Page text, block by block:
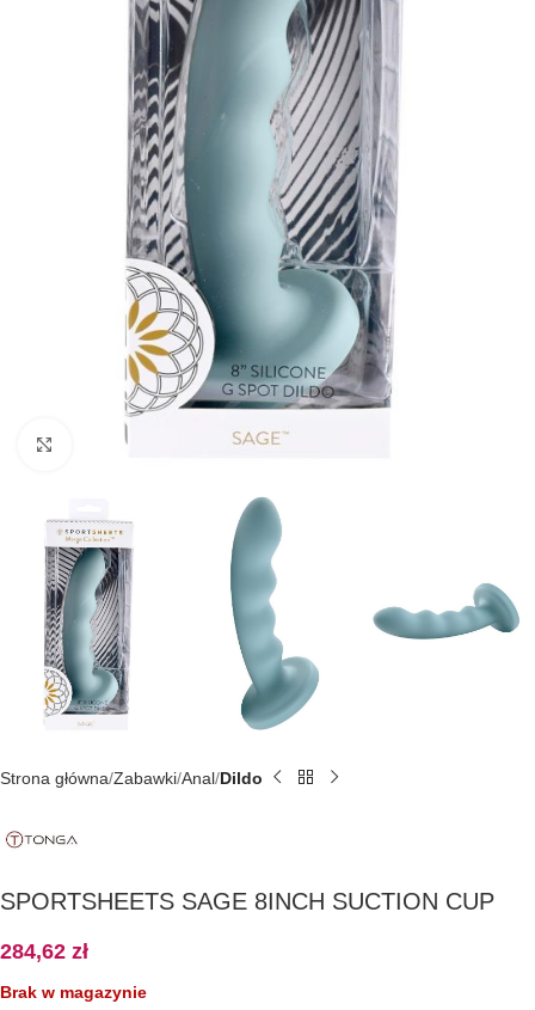
Kliknij, aby powiększyć
Strona główna Zabawki Anal Dildo
SPORTSHEETS SAGE 8INCH SUCTION CUP
284,62 zł
Brak w magazynie